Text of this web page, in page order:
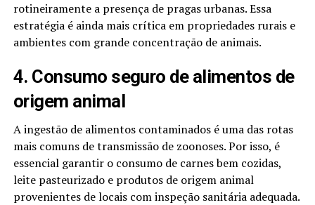
rotineiramente a presença de pragas urbanas. Essa
estratégia é ainda mais crítica em propriedades rurais e
ambientes com grande concentração de animais.
4. Consumo seguro de alimentos de
origem animal
A ingestão de alimentos contaminados é uma das rotas
mais comuns de transmissão de zoonoses. Por isso, é
essencial garantir o consumo de carnes bem cozidas,
leite pasteurizado e produtos de origem animal
provenientes de locais com inspeção sanitária adequada.